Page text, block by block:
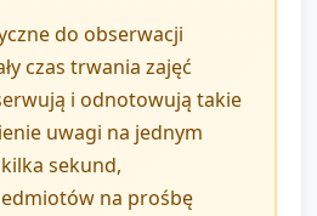
do obserwacji
czas trwania zajęć
i odnotowują takie
uwagi na jednym
sekund,
na prośbę